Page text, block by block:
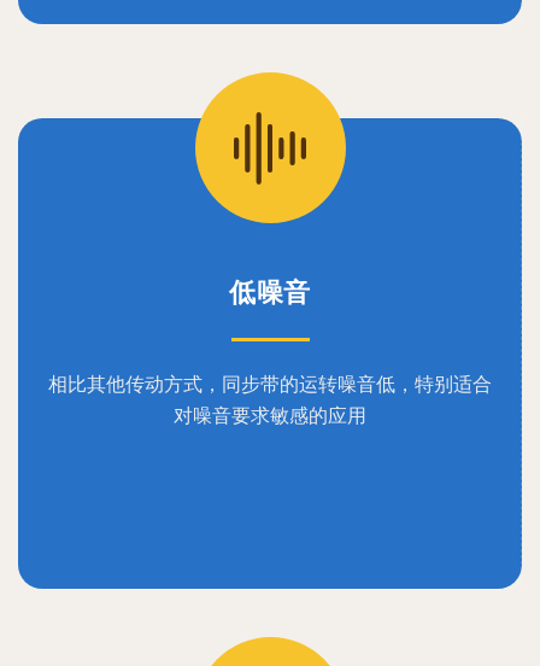
低噪音
相比其他传动方式，同步带的运转噪音低，特别适合
对噪音要求敏感的应用